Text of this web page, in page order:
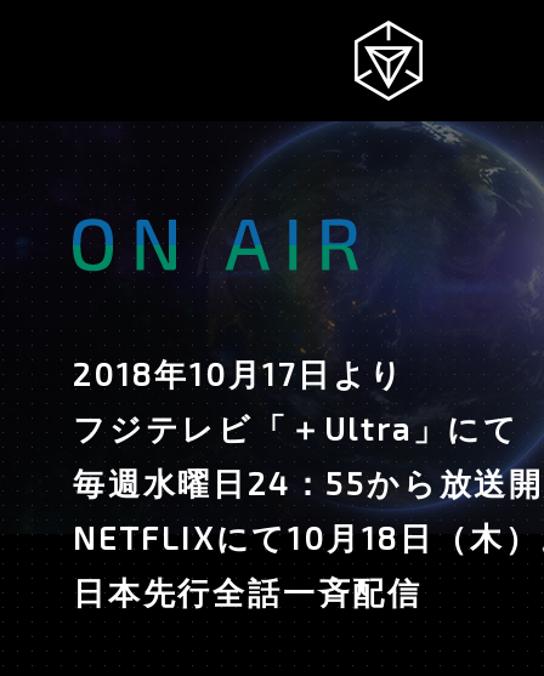
NEWS
INGRESS
INTRODUCTION
STORY
CHARACTER
KEYWORDS
2018年10月17日より
フジテレビ「＋Ultra」にて
毎週水曜日24：55から放送
NETFLIXにて10月18日（木
日本先行全話一斉配信